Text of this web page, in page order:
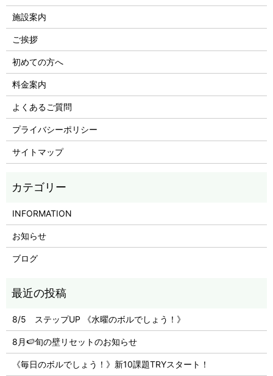
施設案内
ご挨拶
初めての方へ
料金案内
よくあるご質問
プライバシーポリシー
サイトマップ
INFORMATION
お知らせ
ブログ
8/5 ステップUP 《水曜のボルでしょう！》
8月🍉旬の壁リセットのお知らせ
《毎日のボルでしょう！》新10課題TRYスタート！